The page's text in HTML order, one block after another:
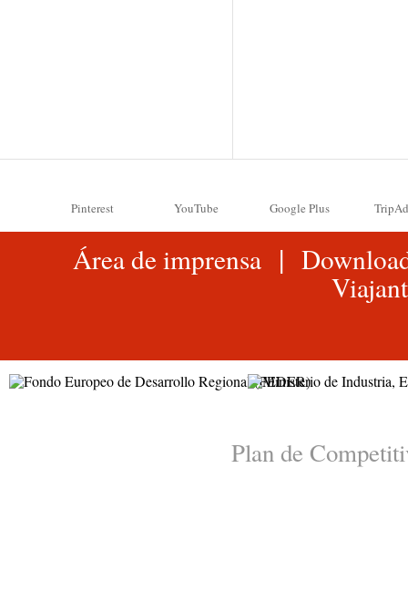
Pinterest YouTube Google Plus
Área de imprensa|
Plan de